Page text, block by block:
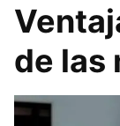
de las